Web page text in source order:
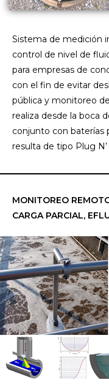
Sistema de medición
control de nivel de
para empresas de
con el fin de evitar
pública y monitoreo
realiza desde la boca
conjunto con baterías
resulta de tipo Plug N’
MONITOREO
CARGA PARCIAL,